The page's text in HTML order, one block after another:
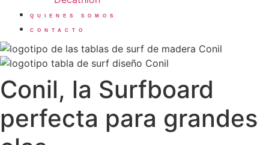
QUIENES SOMOS
CONTACTO
Conil, la Surfboard
perfecta para grandes